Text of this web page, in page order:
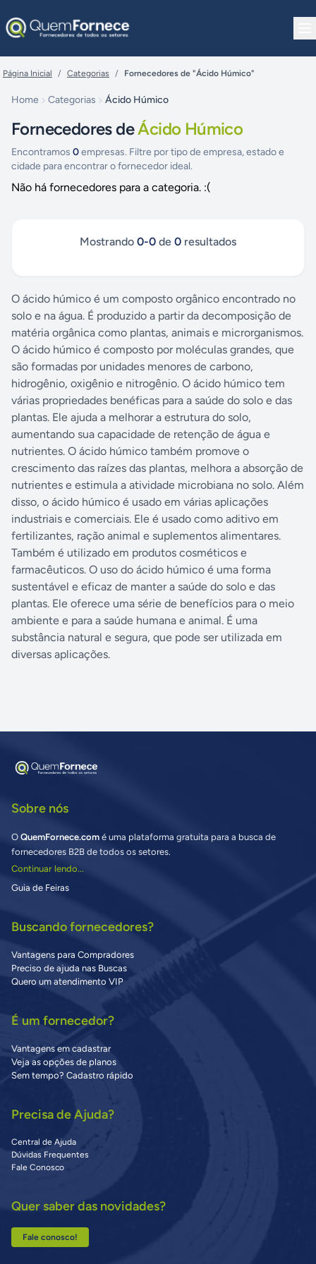
Página Inicial / Categorias / Fornecedores de "Ácido Húmico"
Home Categorias Ácido Húmico
Fornecedores deÁcido Húmico
Encontramos 0empresas. Filtre por tipo de empresa, estado e
cidade para encontrar o fornecedor ideal.
Não há fornecedores para a categoria. :(
Mostrando 0-0 de 0 resultados
O ácido húmico é um composto orgânico encontrado no
solo e na água. É produzido a partir da decomposição de
matéria orgânica como plantas, animais e microrganismos.
O ácido húmico é composto por moléculas grandes, que
são formadas por unidades menores de carbono,
hidrogênio, oxigênio e nitrogênio. O ácido húmico tem
várias propriedades benéficas para a saúde do solo e das
plantas. Ele ajuda a melhorar a estrutura do solo,
aumentando sua capacidade de retenção de água e
nutrientes. O ácido húmico também promove o
crescimento das raízes das plantas, melhora a absorção de
nutrientes e estimula a atividade microbiana no solo. Além
disso, o ácido húmico é usado em várias aplicações
industriais e comerciais. Ele é usado como aditivo em
fertilizantes, ração animal e suplementos alimentares.
Também é utilizado em produtos cosméticos e
farmacêuticos. O uso do ácido húmico é uma forma
sustentável e eficaz de manter a saúde do solo e das
plantas. Ele oferece uma série de benefícios para o meio
ambiente e para a saúde humana e animal. É uma
substância natural e segura, que pode ser utilizada em
diversas aplicações.
Sobre nós
O QuemFornece.com é uma plataforma gratuita para a busca de
fornecedores B2B de todos os setores.
Continuar lendo...
Guia de Feiras
Buscando fornecedores?
Vantagens para Compradores
Preciso de ajuda nas Buscas
Quero um atendimento VIP
É um fornecedor?
Vantagens em cadastrar
Veja as opções de planos
Sem tempo? Cadastro rápido
Precisa de Ajuda?
Central de Ajuda
Dúvidas Frequentes
Fale Conosco
Quer saber das novidades?
Fale conosco!